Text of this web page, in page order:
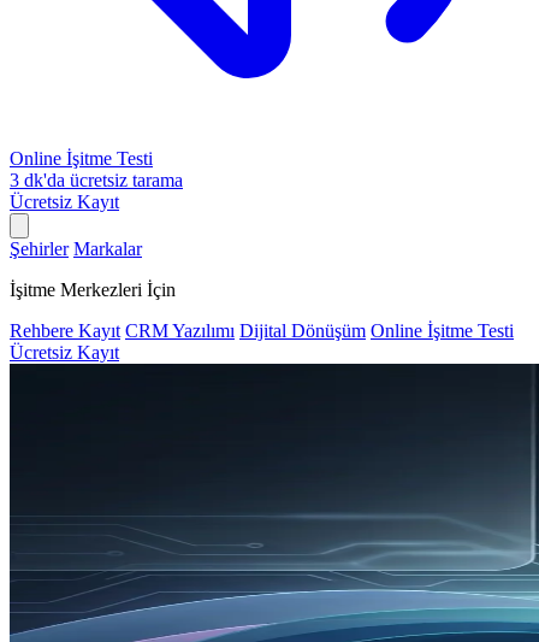
Online İşitme Testi
3 dk'da ücretsiz tarama
Ücretsiz Kayıt
Şehirler Markalar
İşitme Merkezleri İçin
Rehbere Kayıt CRM Yazılımı Dijital Dönüşüm Online İşitme Testi
Ücretsiz Kayıt